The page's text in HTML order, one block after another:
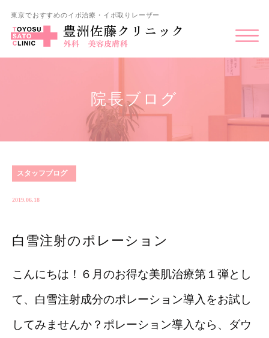
東京でおすすめのイボ治療・イボ取りレーザー
院長ブログ
スタッフブログ
2019.06.18
白雪注射のポレーション
こんにちは！６月のお得な美肌治療第１弾とし
て、白雪注射成分のポレーション導入をお試し
してみませんか？ポレーション導入なら、ダウ